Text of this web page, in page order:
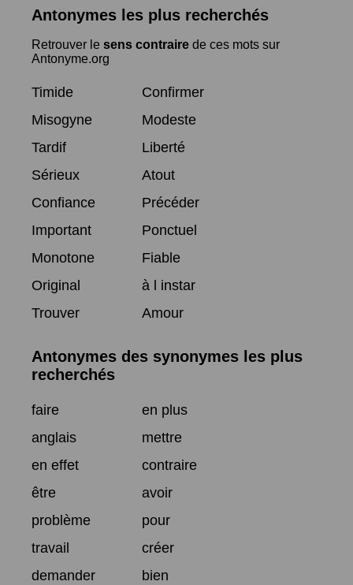
Antonymes les plus recherchés
Retrouver le sens contraire de ces mots sur
Antonyme.org
Timide
Confirmer
Misogyne
Modeste
Tardif
Liberté
Sérieux
Atout
Confiance
Précéder
Important
Ponctuel
Monotone
Fiable
Original
à l instar
Trouver
Amour
Antonymes des synonymes les plus
recherchés
faire
en plus
anglais
mettre
en effet
contraire
être
avoir
problème
pour
travail
créer
demander
bien